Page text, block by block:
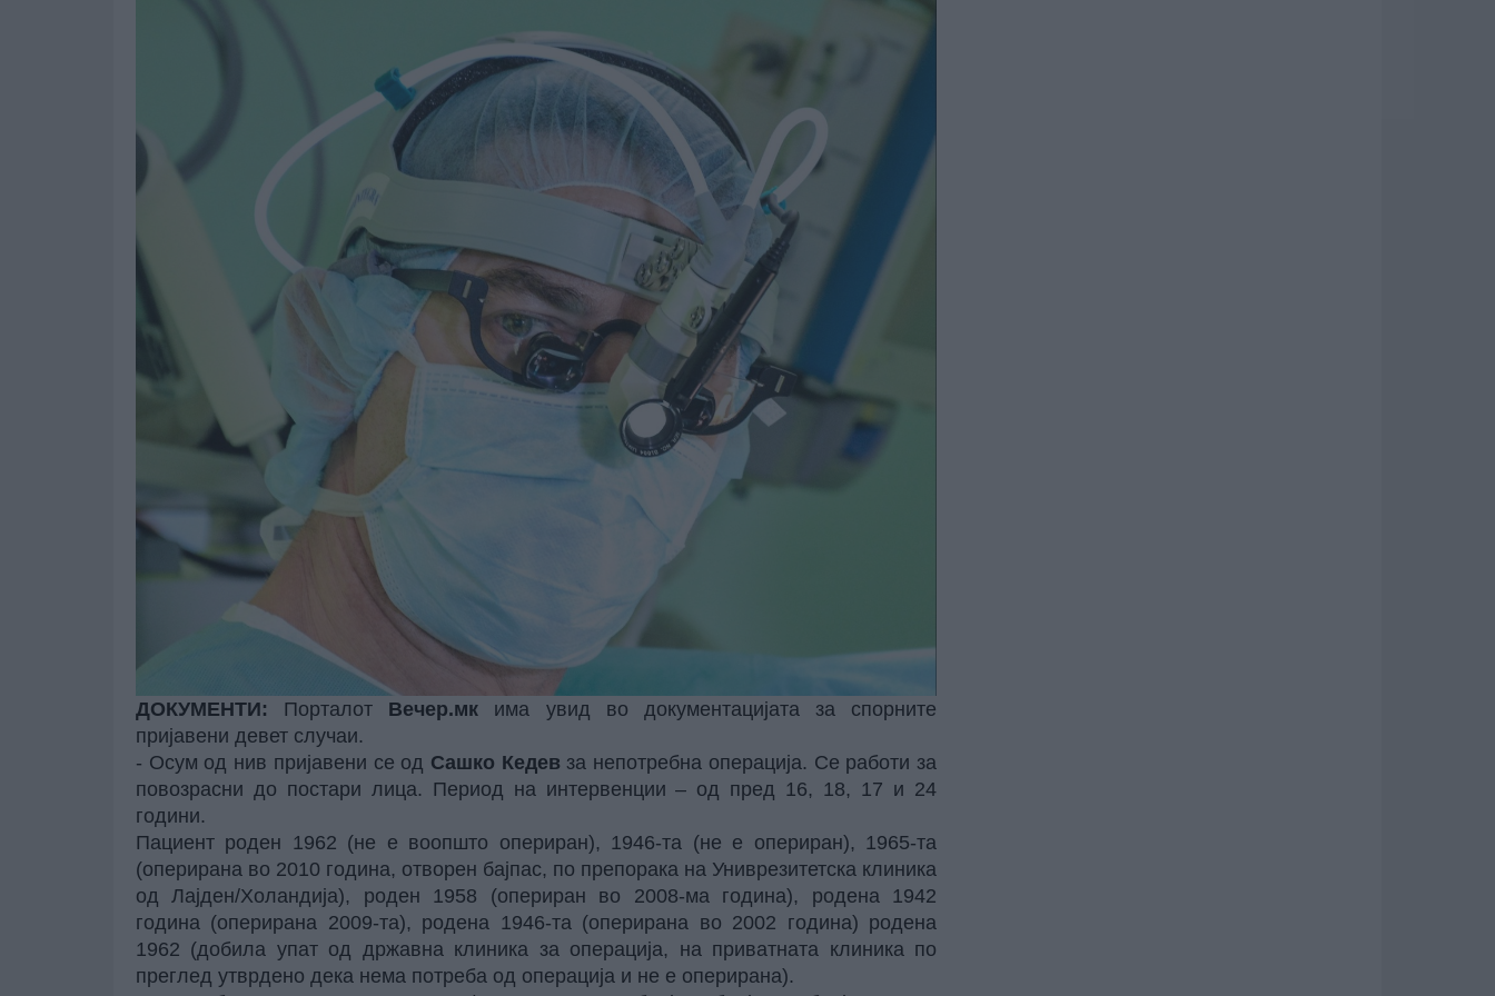
ДОКУМЕНТИ: Порталот Вечер.мк има увид во документацијата за спорните
пријавени девет случаи.
- Осум од нив пријавени се од Сашко Кедев за непотребна операција. Се работи за
повозрасни до постари лица. Период на интервенции – од пред 16, 18, 17 и 24
години.
Пациент роден 1962 (не е воопшто опериран), 1946-та (не е опериран), 1965-та
(оперирана во 2010 година, отворен бајпас, по препорака на Униврезитетска клиника
од Лајден/Холандија), роден 1958 (опериран во 2008-ма година), родена 1942
година (оперирана 2009-та), родена 1946-та (оперирана во 2002 година) родена
1962 (добила упат од државна клиника за операција, на приватната клиника по
преглед утврдено дека нема потреба од операција и не е оперирана).